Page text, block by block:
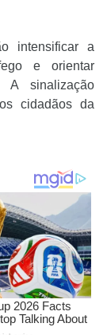
intensificar a
e orientar
A sinalização
cidadãos da